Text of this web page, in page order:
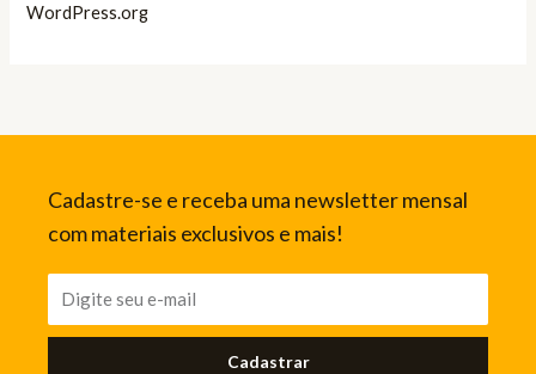
WordPress.org
Cadastre-se e receba uma newsletter mensal
com materiais exclusivos e mais!
Cadastrar